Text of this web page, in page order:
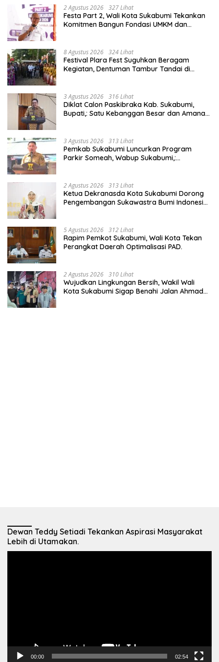
2 Agustus 2026 327 Lihat
Festa Part 2, Wali Kota Sukabumi Tekankan
Komitmen Bangun Fondasi UMKM dan
8 Agustus 2026 324 Lihat
Festival Plara Fest Suguhkan Beragam
Kegiatan, Dentuman Tambur Tandai di
3 Agustus 2026 316 Lihat
Diklat Calon Paskibraka Kab. Sukabumi,
Bupati,: Satu Kebanggan Besar dan Amanah
3 Agustus 2026 313 Lihat
Pemkab Sukabumi Luncurkan Program
Parkir Someah, Wabup Sukabumi,:
2 Agustus 2026 313 Lihat
Ketua Dekranasda Kota Sukabumi Dorong
Pengembangan Sukawastra Bumi Indonesia,
5 Agustus 2026 312 Lihat
Rapim Pemkot Sukabumi, Wali Kota Tekan
Perangkat Daerah Optimalisasi PAD.
2 Agustus 2026 310 Lihat
Wujudkan Lingkungan Bersih, Wakil Wali
Kota Sukabumi Sigap Benahi Jalan Ahmad
Dewan Teddy Setiadi Tekankan Aspirasi Masyarakat
Lebih di Utamakan.
00:00 02:54